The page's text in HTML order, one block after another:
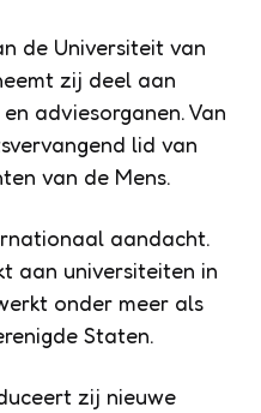
de Universiteit van
zij deel aan
adviesorganen. Van
lid van
van de Mens.
aandacht.
aan universiteiten in
onder meer als
Staten.
zij nieuwe